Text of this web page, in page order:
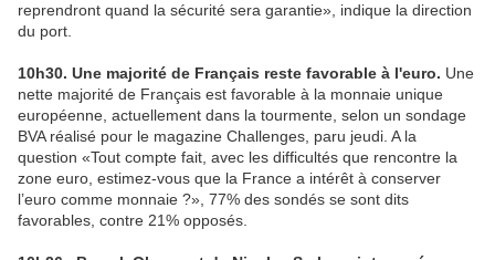
reprendront quand la sécurité sera garantie», indique la direction
du port.
10h30. Une majorité de Français reste favorable à l'euro. Une
nette majorité de Français est favorable à la monnaie unique
européenne, actuellement dans la tourmente, selon un sondage
BVA réalisé pour le magazine Challenges, paru jeudi. A la
question «Tout compte fait, avec les difficultés que rencontre la
zone euro, estimez-vous que la France a intérêt à conserver
l’euro comme monnaie ?», 77% des sondés se sont dits
favorables, contre 21% opposés.